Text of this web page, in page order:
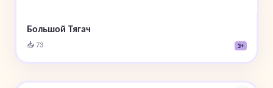
Большой Тягач
📥 73 3+